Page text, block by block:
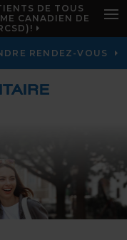
DE TOUS
CANADIEN DE
RENDEZ-VOUS